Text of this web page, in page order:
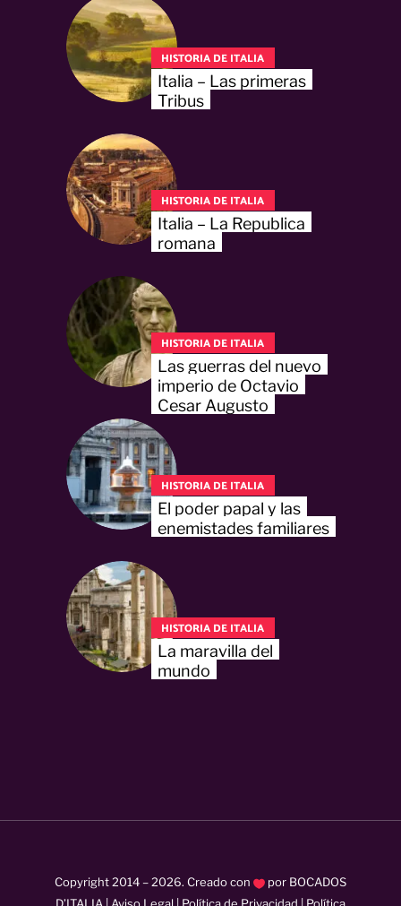
HISTORIA DE ITALIA
Italia – Las primeras
Tribus
HISTORIA DE ITALIA
Italia – La Republica
romana
HISTORIA DE ITALIA
Las guerras del nuevo
imperio de Octavio
Cesar Augusto
HISTORIA DE ITALIA
El poder papal y las
enemistades familiares
HISTORIA DE ITALIA
La maravilla del
mundo
Copyright 2014 –2026. Creado con por BOCADOS